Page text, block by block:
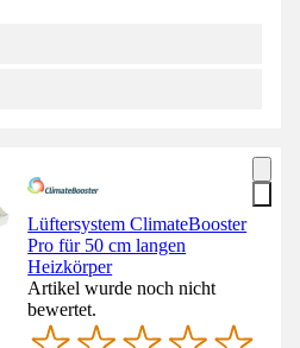
Lüftersystem ClimateBooster
Pro für 50 cm langen
Heizkörper
Artikel wurde noch nicht
bewertet.